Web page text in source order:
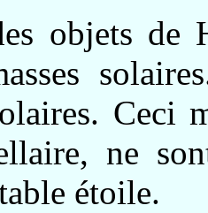
objets de
Ceci
ne
étoile.